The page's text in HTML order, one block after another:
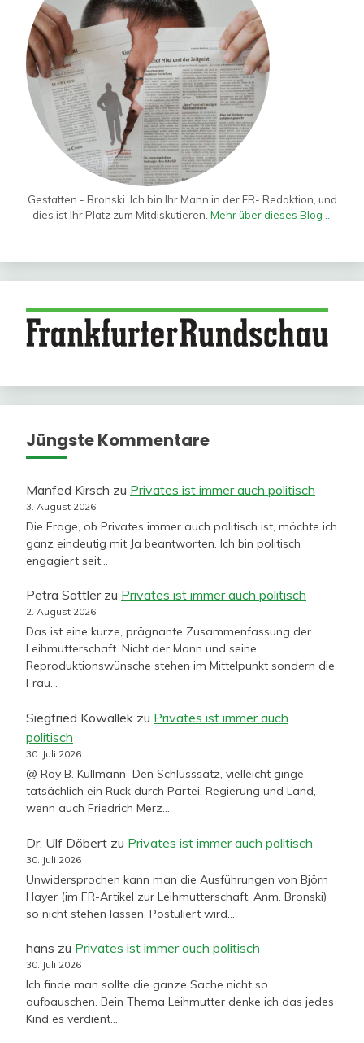
Gestatten - Bronski. Ich bin Ihr Mann in der FR- Redaktion, und
dies ist Ihr Platz zum Mitdiskutieren. Mehr über dieses Blog ...
Jüngste Kommentare
Manfed Kirsch zu Privates ist immer auch politisch
3. August 2026
Die Frage, ob Privates immer auch politisch ist, möchte ich
ganz eindeutig mit Ja beantworten. Ich bin politisch
engagiert seit…
Petra Sattlerzu Privates ist immer auch politisch
2. August 2026
Das ist eine kurze, prägnante Zusammenfassung der
Leihmutterschaft. Nicht der Mann und seine
Reproduktionswünsche stehen im Mittelpunkt sondern die
Frau…
Siegfried Kowallek zu Privates ist immer auch
politisch
30. Juli 2026
@ Roy B. Kullmann Den Schlusssatz, vielleicht ginge
tatsächlich ein Ruck durch Partei, Regierung und Land,
wenn auch Friedrich Merz…
Dr. Ulf Döbert zu Privates ist immer auch politisch
30. Juli 2026
Unwidersprochen kann man die Ausführungen von Björn
Hayer (im FR-Artikel zur Leihmutterschaft, Anm. Bronski)
so nicht stehen lassen. Postuliert wird…
hans zu Privates ist immer auch politisch
30. Juli 2026
Ich finde man sollte die ganze Sache nicht so
aufbauschen. Bein Thema Leihmutter denke ich das jedes
Kind es verdient…